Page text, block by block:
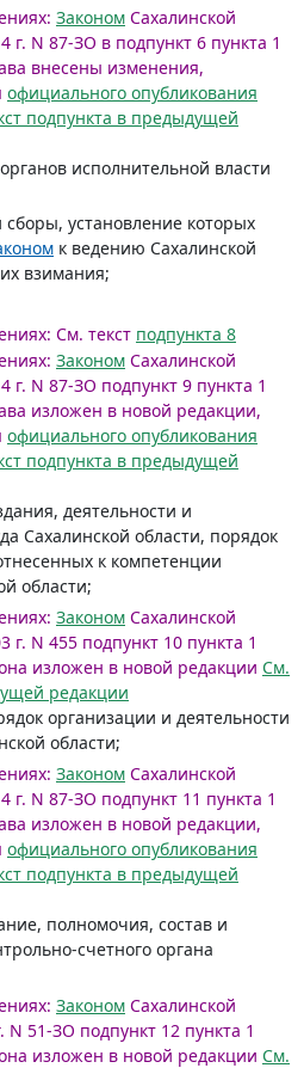
Законом Сахалинской
г. N 87-ЗО в подпункт 6 пункта 1
внесены изменения,
официального опубликования
подпункта в предыдущей
исполнительной власти
сборы, установление которых
к ведению Сахалинской
взимания;
См. текст подпункта 8
Законом Сахалинской
г. N 87-ЗО подпункт 9 пункта 1
изложен в новой редакции,
официального опубликования
подпункта в предыдущей
деятельности и
Сахалинской области, порядок
к компетенции
области;
Законом Сахалинской
г. N 455 подпункт 10 пункта 1
изложен в новой редакции См.
редакции
организации и деятельности
области;
Законом Сахалинской
г. N 87-ЗО подпункт 11 пункта 1
изложен в новой редакции,
официального опубликования
подпункта в предыдущей
полномочия, состав и
счетного органа
Законом Сахалинской
51-ЗО подпункт 12 пункта 1
изложен в новой редакции См.